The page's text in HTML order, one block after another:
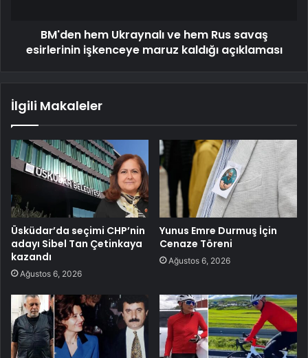
BM'den hem Ukraynalı ve hem Rus savaş
esirlerinin işkenceye maruz kaldığı açıklaması
İlgili Makaleler
Üsküdar’da seçimi CHP’nin
adayı Sibel Tan Çetinkaya
kazandı
Ağustos 6, 2026
Yunus Emre Durmuş İçin
Cenaze Töreni
Ağustos 6, 2026